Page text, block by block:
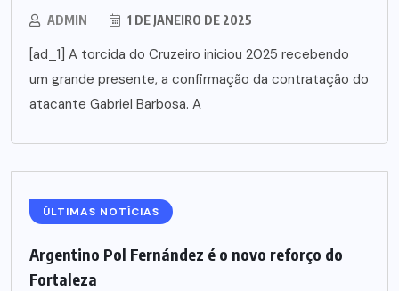
ADMIN 1 DE JANEIRO DE 2025
[ad_1] A torcida do Cruzeiro iniciou 2025 recebendo
um grande presente, a confirmação da contratação do
atacante Gabriel Barbosa. A
ÚLTIMAS NOTÍCIAS
Argentino Pol Fernández é o novo reforço do
Fortaleza